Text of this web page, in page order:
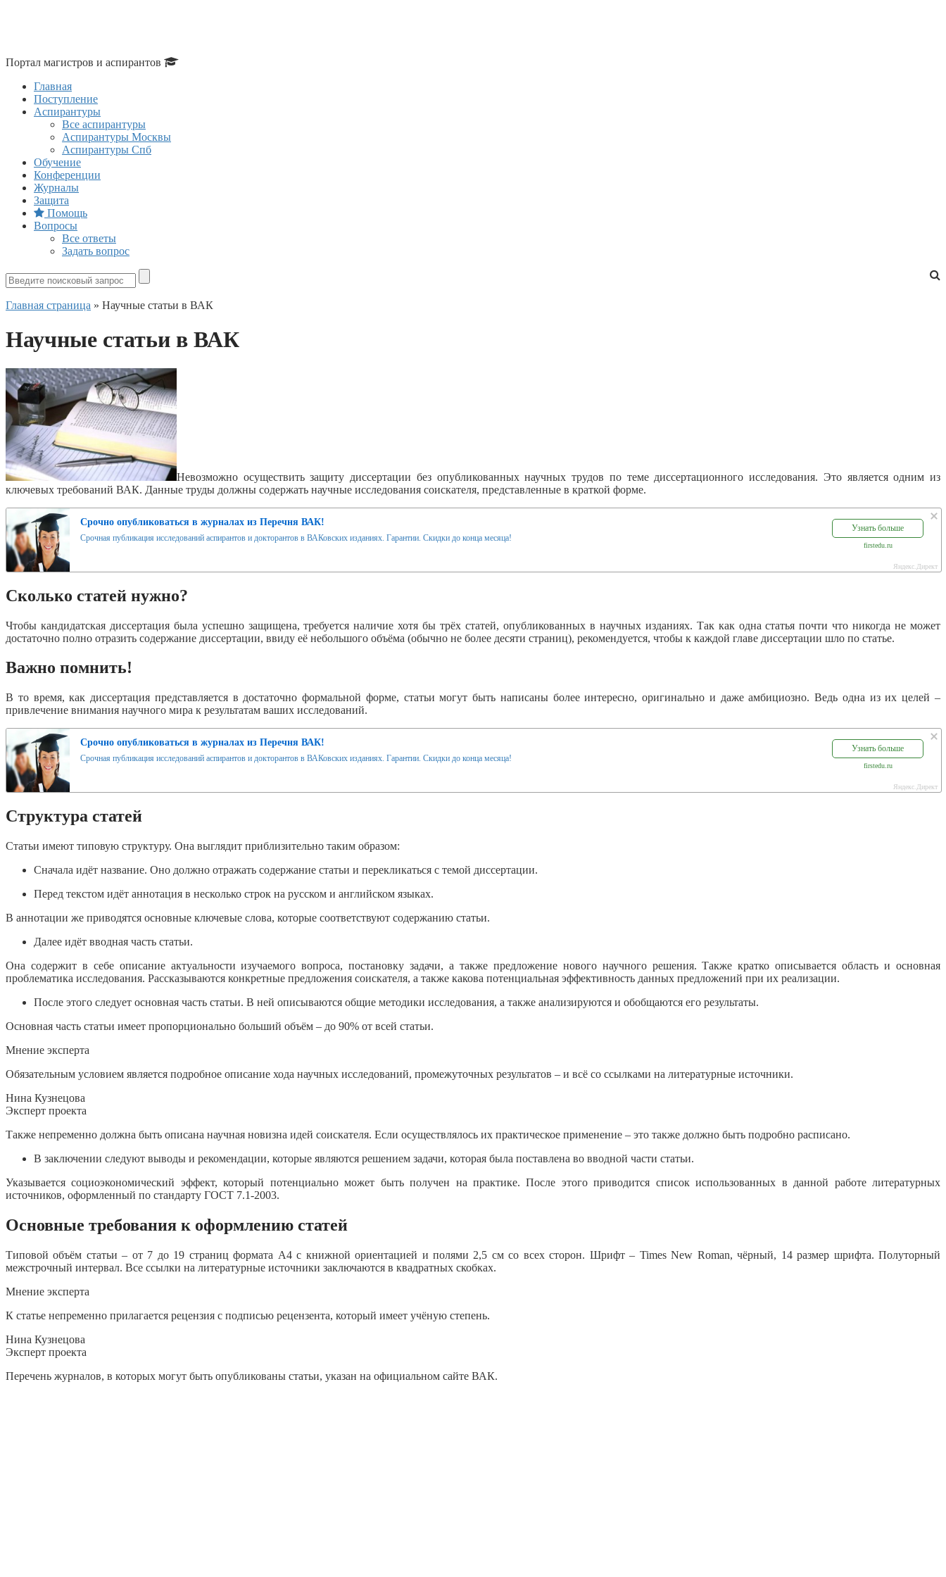
Портал магистров и аспирантов
Главная
Поступление
Аспирантуры
Все аспирантуры
Аспирантуры Москвы
Аспирантуры Спб
Обучение
Конференции
Журналы
Защита
Помощь
Вопросы
Все ответы
Задать вопрос
Главная страница » Научные статьи в ВАК
Научные статьи в ВАК
Невозможно осуществить защиту диссертации без опубликованных научных трудов по теме диссертационного исследования. Это является одним из
ключевых требований ВАК. Данные труды должны содержать научные исследования соискателя, представленные в краткой форме.
Срочно опубликоваться в журналах из Перечня ВАК!
Срочная публикация исследований аспирантов и докторантов в ВАКовских изданиях. Гарантии. Скидки до конца месяца!
Узнать больше
firstedu.ru
Яндекс.Директ
Сколько статей нужно?
Чтобы кандидатская диссертация была успешно защищена, требуется наличие хотя бы трёх статей, опубликованных в научных изданиях. Так как одна статья почти что никогда не может
достаточно полно отразить содержание диссертации, ввиду её небольшого объёма (обычно не более десяти страниц), рекомендуется, чтобы к каждой главе диссертации шло по статье.
Важно помнить!
В то время, как диссертация представляется в достаточно формальной форме, статьи могут быть написаны более интересно, оригинально и даже амбициозно. Ведь одна из их целей –
привлечение внимания научного мира к результатам ваших исследований.
Срочно опубликоваться в журналах из Перечня ВАК!
Срочная публикация исследований аспирантов и докторантов в ВАКовских изданиях. Гарантии. Скидки до конца месяца!
Узнать больше
firstedu.ru
Яндекс.Директ
Структура статей
Статьи имеют типовую структуру. Она выглядит приблизительно таким образом:
Сначала идёт название. Оно должно отражать содержание статьи и перекликаться с темой диссертации.
Перед текстом идёт аннотация в несколько строк на русском и английском языках.
В аннотации же приводятся основные ключевые слова, которые соответствуют содержанию статьи.
Далее идёт вводная часть статьи.
Она содержит в себе описание актуальности изучаемого вопроса, постановку задачи, а также предложение нового научного решения. Также кратко описывается область и основная
проблематика исследования. Рассказываются конкретные предложения соискателя, а также какова потенциальная эффективность данных предложений при их реализации.
После этого следует основная часть статьи. В ней описываются общие методики исследования, а также анализируются и обобщаются его результаты.
Основная часть статьи имеет пропорционально больший объём – до 90% от всей статьи.
Мнение эксперта
Обязательным условием является подробное описание хода научных исследований, промежуточных результатов – и всё со ссылками на литературные источники.
Нина Кузнецова
Эксперт проекта
Также непременно должна быть описана научная новизна идей соискателя. Если осуществлялось их практическое применение – это также должно быть подробно расписано.
В заключении следуют выводы и рекомендации, которые являются решением задачи, которая была поставлена во вводной части статьи.
Указывается социоэкономический эффект, который потенциально может быть получен на практике. После этого приводится список использованных в данной работе литературных
источников, оформленный по стандарту ГОСТ 7.1-2003.
Основные требования к оформлению статей
Типовой объём статьи – от 7 до 19 страниц формата А4 с книжной ориентацией и полями 2,5 см со всех сторон. Шрифт – Times New Roman, чёрный, 14 размер шрифта. Полуторный
межстрочный интервал. Все ссылки на литературные источники заключаются в квадратных скобках.
Мнение эксперта
К статье непременно прилагается рецензия с подписью рецензента, который имеет учёную степень.
Нина Кузнецова
Эксперт проекта
Перечень журналов, в которых могут быть опубликованы статьи, указан на официальном сайте ВАК.